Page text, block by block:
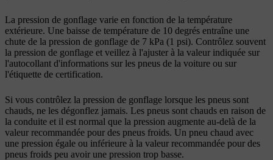
La pression de gonflage varie en fonction de la température
extérieure. Une baisse de température de 10 degrés entraîne une
chute de la pression de gonflage de 7 kPa (1 psi). Contrôlez souvent
la pression de gonflage et veillez à l'ajuster à la valeur indiquée sur
l'autocollant d'informations sur les pneus de la voiture ou sur
l'étiquette de certification.
Si vous contrôlez la pression de gonflage lorsque les pneus sont
chauds, ne les dégonflez jamais. Les pneus sont chauds en raison de
la conduite et il est normal que la pression augmente au-delà de la
valeur recommandée pour des pneus froids. Un pneu chaud avec
une pression égale ou inférieure à la valeur recommandée pour des
pneus froids peu avoir une pression trop basse.